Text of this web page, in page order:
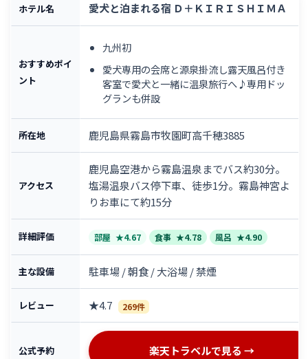
ホテル名 愛犬と泊まれる宿 Ｄ＋ＫＩＲＩＳＨＩＭＡ
おすすめポイ
ント
九州初
愛犬専用の会席と源泉掛流し露天風呂付き
客室で愛犬と一緒に温泉旅行へ♪専用ドッ
グランも併設
所在地 鹿児島県霧島市牧園町高千穂3885
アクセス
鹿児島空港から霧島温泉までバス約30分。
塩湯温泉バス停下車、徒歩1分。霧島神宮よ
りお車にて約15分
詳細評価 部屋 ★4.67 食事 ★4.78 風呂 ★4.90
主な設備 駐車場 / 朝食 / 大浴場 / 禁煙
レビュー ★4.7 269件
公式予約 楽天トラベルで見る →